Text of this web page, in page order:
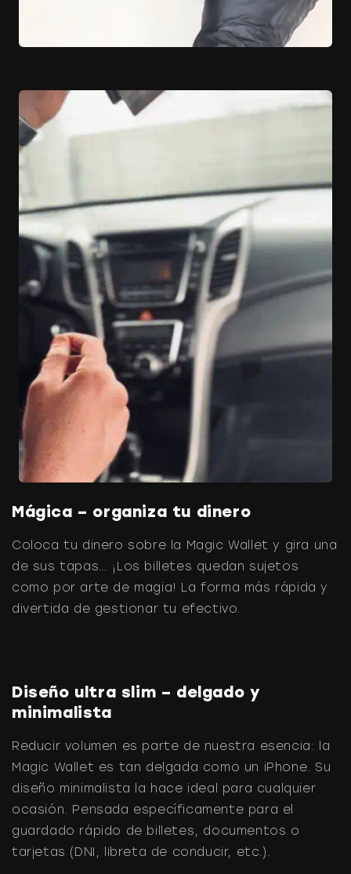
Mágica – organiza tu dinero
Coloca tu dinero sobre la Magic Wallet y gira una
de sus tapas… ¡Los billetes quedan sujetos
como por arte de magia! La forma más rápida y
divertida de gestionar tu efectivo.
Diseño ultra slim – delgado y
minimalista
Reducir volumen es parte de nuestra esencia: la
Magic Wallet es tan delgada como un iPhone. Su
diseño minimalista la hace ideal para cualquier
ocasión. Pensada específicamente para el
guardado rápido de billetes, documentos o
tarjetas (DNI, libreta de conducir, etc.).